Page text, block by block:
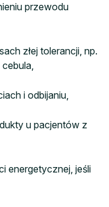
przewodu
złej tolerancji, np.
i odbijaniu,
u pacjentów z
energetycznej, jeśli